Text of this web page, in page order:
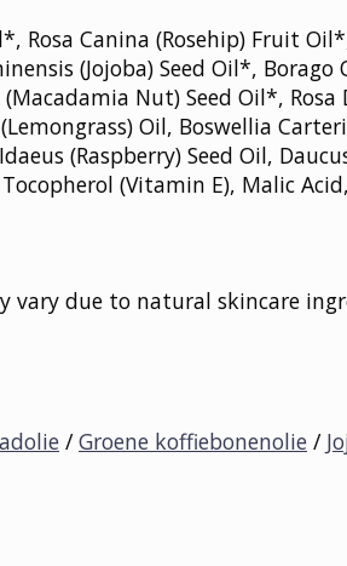
Canina (Rosehip) Fruit
(Jojoba) Seed Oil*, Borago
Nut) Seed Oil*, Rosa
Oil, Boswellia
(Raspberry) Seed Oil,
(Vitamin E), Malic
vary due to natural skincare
/Groene koffiebonenolie /